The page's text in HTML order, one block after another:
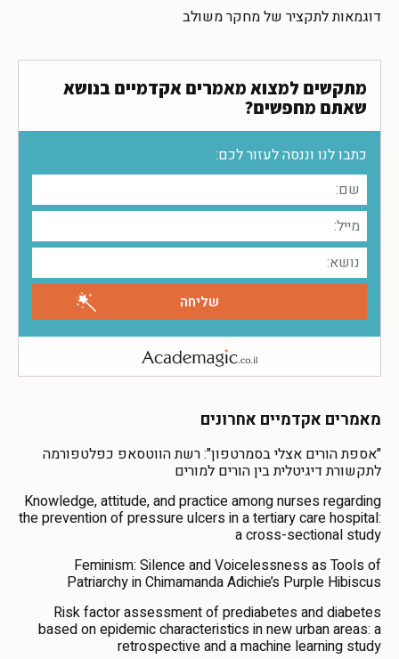
דוגמאות לתקציר של מחקר משולב
מתקשים למצוא מאמרים אקדמיים בנושא
שאתם מחפשים?
כתבו לנו וננסה לעזור לכם:
מאמרים אקדמיים אחרונים
"אספת הורים אצלי בסמרטפון": רשת הווטסאפ כפלטפורמה
לתקשורת דיגיטלית בין הורים למורים
Knowledge, attitude, and practice among nurses regarding
the prevention of pressure ulcers in a tertiary care hospital:
a cross-sectional study
Feminism: Silence and Voicelessness as Tools of
Patriarchy in Chimamanda Adichie’s Purple Hibiscus
Risk factor assessment of prediabetes and diabetes
based on epidemic characteristics in new urban areas: a
retrospective and a machine learning study